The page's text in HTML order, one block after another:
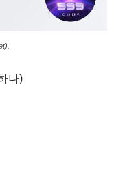
나)